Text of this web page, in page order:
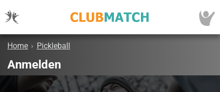
Home › Pickleball
Anmelden